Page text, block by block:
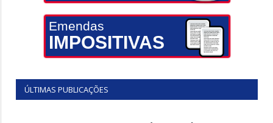
Emendas
IMPOSITIVAS
ÚLTIMAS PUBLICAÇÕES